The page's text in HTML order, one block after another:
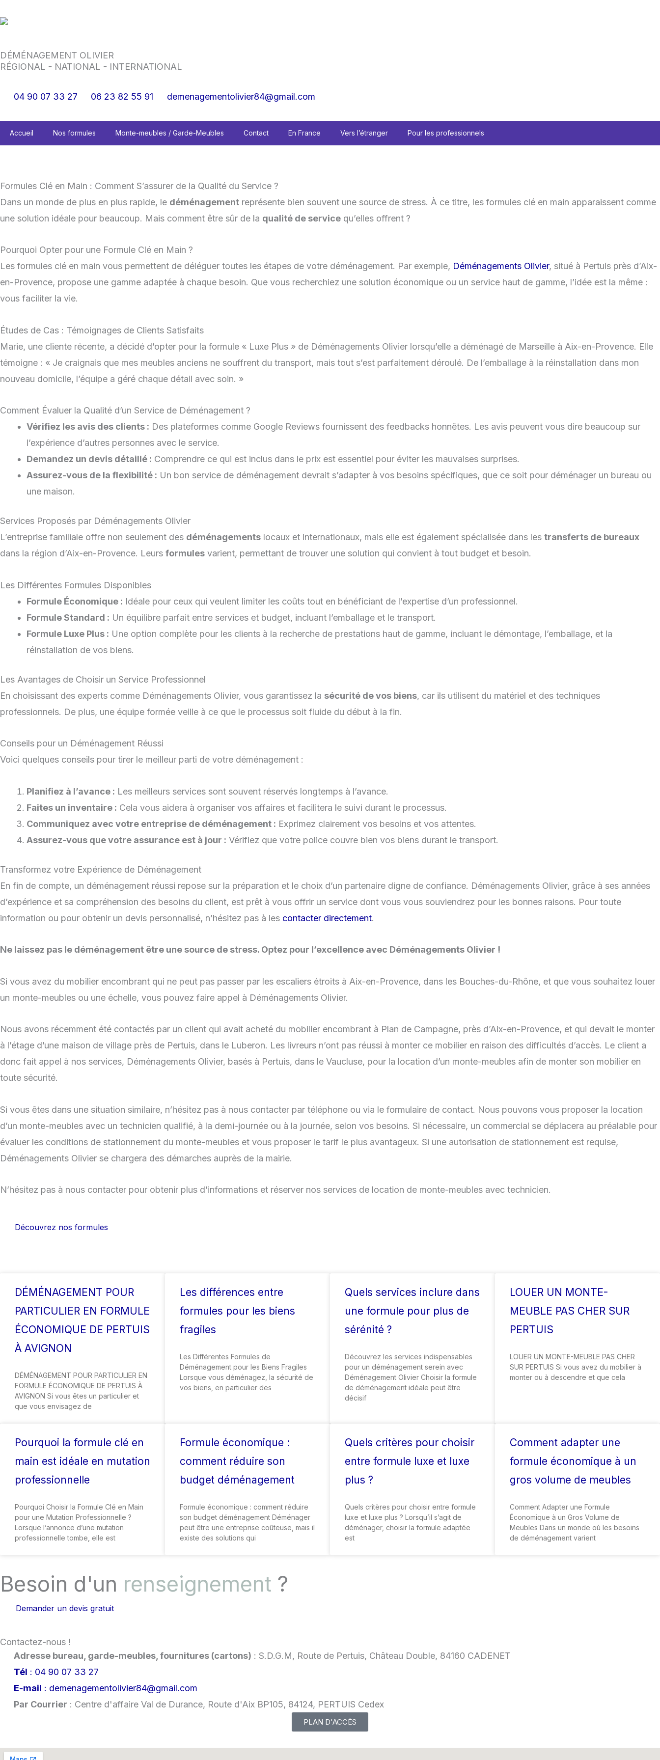
au
DÉMÉNAGEMENT OLIVIER
RÉGIONAL - NATIONAL - INTERNATIONAL
04 90 07 33 27 06 23 82 55 91 demenagementolivier84@gmail.com
Accueil Nos formules Monte-meubles / Garde-Meubles Contact En France Vers l’étranger Pour les professionnels
Formules Clé en Main : Comment S’assurer de la Qualité du Service ?
Dans un monde de plus en plus rapide, le déménagement représente bien souvent une source de stress. À ce titre, les formules clé en main apparaissent comme
une solution idéale pour beaucoup. Mais comment être sûr de la qualité de service qu’elles offrent ?
Pourquoi Opter pour une Formule Clé en Main ?
Les formules clé en main vous permettent de déléguer toutes les étapes de votre déménagement. Par exemple, Déménagements Olivier, situé à Pertuis près d’Aix-
en-Provence, propose une gamme adaptée à chaque besoin. Que vous recherchiez une solution économique ou un service haut de gamme, l’idée est la même :
vous faciliter la vie.
Études de Cas : Témoignages de Clients Satisfaits
Marie, une cliente récente, a décidé d’opter pour la formule « Luxe Plus » de Déménagements Olivier lorsqu’elle a déménagé de Marseille à Aix-en-Provence. Elle
témoigne : « Je craignais que mes meubles anciens ne souffrent du transport, mais tout s’est parfaitement déroulé. De l’emballage à la réinstallation dans mon
nouveau domicile, l’équipe a géré chaque détail avec soin. »
Comment Évaluer la Qualité d’un Service de Déménagement ?
Vérifiez les avis des clients : Des plateformes comme Google Reviews fournissent des feedbacks honnêtes. Les avis peuvent vous dire beaucoup sur
l’expérience d’autres personnes avec le service.
Demandez un devis détaillé : Comprendre ce qui est inclus dans le prix est essentiel pour éviter les mauvaises surprises.
Assurez-vous de la flexibilité : Un bon service de déménagement devrait s’adapter à vos besoins spécifiques, que ce soit pour déménager un bureau ou
une maison.
Services Proposés par Déménagements Olivier
L’entreprise familiale offre non seulement des déménagements locaux et internationaux, mais elle est également spécialisée dans les transferts de bureaux
dans la région d’Aix-en-Provence. Leurs formules varient, permettant de trouver une solution qui convient à tout budget et besoin.
Les Différentes Formules Disponibles
Formule Économique : Idéale pour ceux qui veulent limiter les coûts tout en bénéficiant de l’expertise d’un professionnel.
Formule Standard : Un équilibre parfait entre services et budget, incluant l’emballage et le transport.
Formule Luxe Plus : Une option complète pour les clients à la recherche de prestations haut de gamme, incluant le démontage, l’emballage, et la
réinstallation de vos biens.
Les Avantages de Choisir un Service Professionnel
En choisissant des experts comme Déménagements Olivier, vous garantissez la sécurité de vos biens, car ils utilisent du matériel et des techniques
professionnels. De plus, une équipe formée veille à ce que le processus soit fluide du début à la fin.
Conseils pour un Déménagement Réussi
Voici quelques conseils pour tirer le meilleur parti de votre déménagement :
Planifiez à l’avance : Les meilleurs services sont souvent réservés longtemps à l’avance.
Faites un inventaire : Cela vous aidera à organiser vos affaires et facilitera le suivi durant le processus.
Communiquez avec votre entreprise de déménagement : Exprimez clairement vos besoins et vos attentes.
Assurez-vous que votre assurance est à jour : Vérifiez que votre police couvre bien vos biens durant le transport.
Transformez votre Expérience de Déménagement
En fin de compte, un déménagement réussi repose sur la préparation et le choix d’un partenaire digne de confiance. Déménagements Olivier, grâce à ses années
d’expérience et sa compréhension des besoins du client, est prêt à vous offrir un service dont vous vous souviendrez pour les bonnes raisons. Pour toute
information ou pour obtenir un devis personnalisé, n’hésitez pas à les contacter directement.
Ne laissez pas le déménagement être une source de stress. Optez pour l’excellence avec Déménagements Olivier !
Si vous avez du mobilier encombrant qui ne peut pas passer par les escaliers étroits à Aix-en-Provence, dans les Bouches-du-Rhône, et que vous souhaitez louer
un monte-meubles ou une échelle, vous pouvez faire appel à Déménagements Olivier.
Nous avons récemment été contactés par un client qui avait acheté du mobilier encombrant à Plan de Campagne, près d’Aix-en-Provence, et qui devait le monter
à l’étage d’une maison de village près de Pertuis, dans le Luberon. Les livreurs n’ont pas réussi à monter ce mobilier en raison des difficultés d’accès. Le client a
donc fait appel à nos services, Déménagements Olivier, basés à Pertuis, dans le Vaucluse, pour la location d’un monte-meubles afin de monter son mobilier en
toute sécurité.
Si vous êtes dans une situation similaire, n’hésitez pas à nous contacter par téléphone ou via le formulaire de contact. Nous pouvons vous proposer la location
d’un monte-meubles avec un technicien qualifié, à la demi-journée ou à la journée, selon vos besoins. Si nécessaire, un commercial se déplacera au préalable pour
évaluer les conditions de stationnement du monte-meubles et vous proposer le tarif le plus avantageux. Si une autorisation de stationnement est requise,
Déménagements Olivier se chargera des démarches auprès de la mairie.
N’hésitez pas à nous contacter pour obtenir plus d’informations et réserver nos services de location de monte-meubles avec technicien.
Découvrez nos formules
DÉMÉNAGEMENT POUR
PARTICULIER EN FORMULE
ÉCONOMIQUE DE PERTUIS
À AVIGNON
DÉMÉNAGEMENT POUR PARTICULIER EN
FORMULE ÉCONOMIQUE DE PERTUIS À
AVIGNON Si vous êtes un particulier et
que vous envisagez de
Les différences entre
formules pour les biens
fragiles
Les Différentes Formules de
Déménagement pour les Biens Fragiles
Lorsque vous déménagez, la sécurité de
vos biens, en particulier des
Quels services inclure dans
une formule pour plus de
sérénité ?
Découvrez les services indispensables
pour un déménagement serein avec
Déménagement Olivier Choisir la formule
de déménagement idéale peut être
décisif
LOUER UN MONTE-
MEUBLE PAS CHER SUR
PERTUIS
LOUER UN MONTE-MEUBLE PAS CHER
SUR PERTUIS Si vous avez du mobilier à
monter ou à descendre et que cela
Pourquoi la formule clé en
main est idéale en mutation
professionnelle
Pourquoi Choisir la Formule Clé en Main
pour une Mutation Professionnelle ?
Lorsque l’annonce d’une mutation
professionnelle tombe, elle est
Formule économique :
comment réduire son
budget déménagement
Formule économique : comment réduire
son budget déménagement Déménager
peut être une entreprise coûteuse, mais il
existe des solutions qui
Quels critères pour choisir
entre formule luxe et luxe
plus ?
Quels critères pour choisir entre formule
luxe et luxe plus ? Lorsqu’il s’agit de
déménager, choisir la formule adaptée
est
Comment adapter une
formule économique à un
gros volume de meubles
Comment Adapter une Formule
Économique à un Gros Volume de
Meubles Dans un monde où les besoins
de déménagement varient
Besoin d'un renseignement ?
Demander un devis gratuit
Contactez-nous !
Adresse bureau, garde-meubles, fournitures (cartons) : S.D.G.M, Route de Pertuis, Château Double, 84160 CADENET
Tél : 04 90 07 33 27
E-mail : demenagementolivier84@gmail.com
Par Courrier : Centre d'affaire Val de Durance, Route d'Aix BP105, 84124, PERTUIS Cedex
PLAN D'ACCÈS